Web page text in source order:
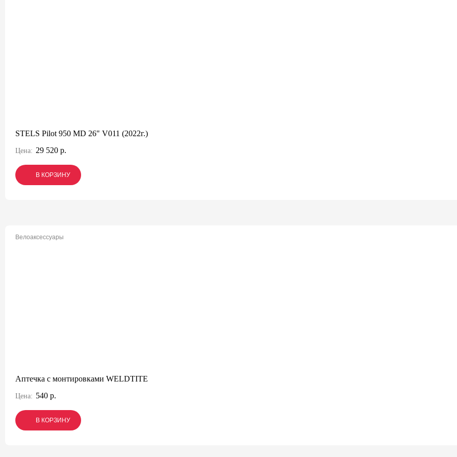
STELS Pilot 950 MD 26" V011 (2022г.)
Цена: 29 520 р.
В КОРЗИНУ
В КОРЗИНУ
В КОРЗИНУ
Велоаксессуары
Аптечка с монтировками WELDTITE
Цена: 540 р.
В КОРЗИНУ
В КОРЗИНУ
В КОРЗИНУ